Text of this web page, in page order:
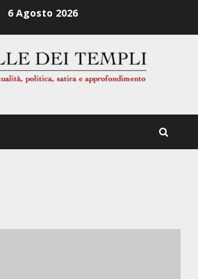
6 Agosto 2026